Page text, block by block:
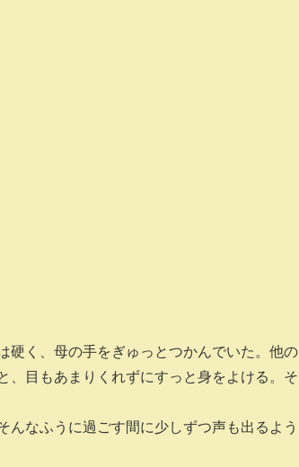
硬く、母の手をぎゅっとつかんでいた。他の
、目もあまりくれずにすっと身をよける。そ
んなふうに過ごす間に少しずつ声も出るよう